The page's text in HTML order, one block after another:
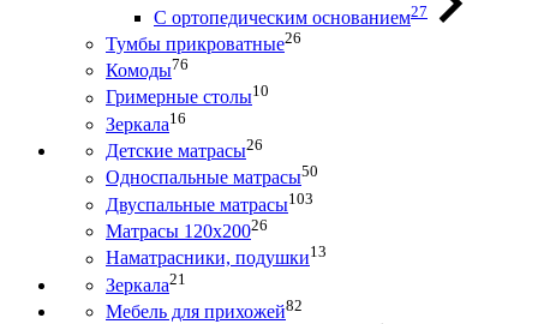
С ортопедическим основанием27
Тумбы прикроватные26
Комоды76
Гримерные столы10
Зеркала16
Детские матрасы26
Односпальные матрасы50
Двуспальные матрасы103
Матрасы 120х20026
Наматрасники, подушки13
Зеркала21
Мебель для прихожей82